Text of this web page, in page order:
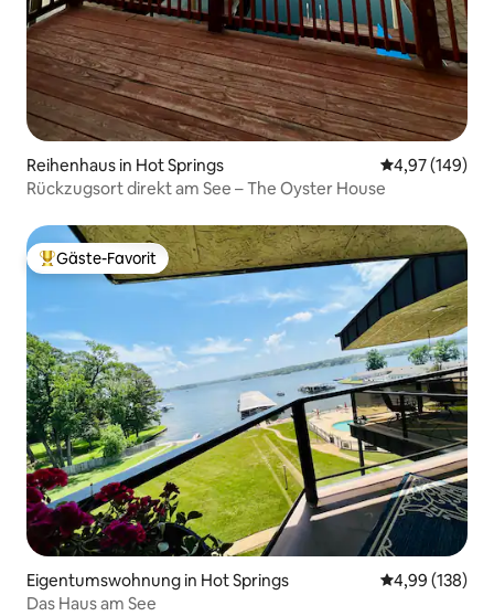
Reihenhaus in Hot Springs
4,97 (149)
Rückzugsort direkt am See – The Oyster House
Beliebter Gäste-Favorit.
Gäste-Favorit
Eigentumswohnung in Hot Springs
4,99 (138)
Das Haus am See